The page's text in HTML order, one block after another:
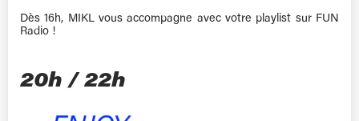
Dès 16h, MIKL vous accompagne avec votre playlist sur FUN
Radio !
20h / 22h